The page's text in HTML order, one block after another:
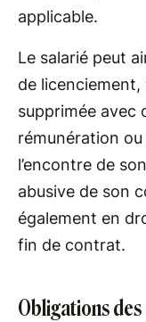
applicable.
Le salarié peut
de
supprimée avec
rémunération
l’encontre de
abusive de son
également en
fin de contrat.
Obligations